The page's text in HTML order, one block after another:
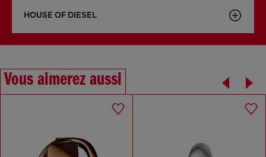
HOUSE OF DIESEL
Vous aimerez aussi